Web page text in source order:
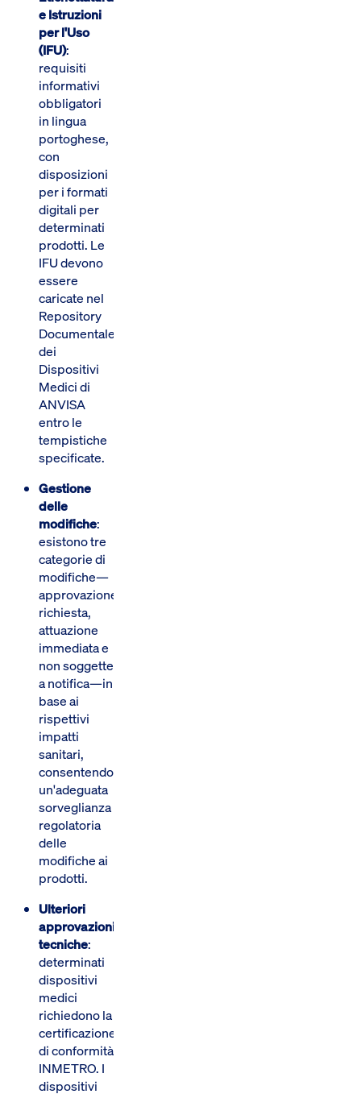
e Istruzioni
per l'Uso
(IFU):
requisiti
informativi
obbligatori
in lingua
portoghese,
con
disposizioni
per i formati
digitali per
determinati
prodotti. Le
IFU devono
essere
caricate nel
Repository
Documentale
dei
Dispositivi
Medici di
ANVISA
entro le
tempistiche
specificate.
Gestione
delle
modifiche:
esistono tre
categorie di
modifiche—
approvazione
richiesta,
attuazione
immediata e
non soggette
a notifica—in
base ai
rispettivi
impatti
sanitari,
consentendo
un'adeguata
sorveglianza
regolatoria
delle
modifiche ai
prodotti.
Ulteriori
approvazioni
tecniche:
determinati
dispositivi
medici
richiedono la
certificazione
di conformità
INMETRO. I
dispositivi